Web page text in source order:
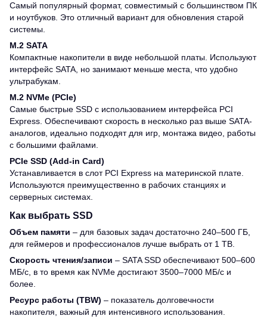
Самый популярный формат, совместимый с большинством ПК
и ноутбуков. Это отличный вариант для обновления старой
системы.
M.2 SATA
Компактные накопители в виде небольшой платы. Используют
интерфейс SATA, но занимают меньше места, что удобно
ультрабукам.
M.2 NVMe (PCIe)
Самые быстрые SSD с использованием интерфейса PCI
Express. Обеспечивают скорость в несколько раз выше SATA-
аналогов, идеально подходят для игр, монтажа видео, работы
с большими файлами.
PCIe SSD (Add-in Card)
Устанавливается в слот PCI Express на материнской плате.
Используются преимущественно в рабочих станциях и
серверных системах.
Как выбрать SSD
Объем памяти – для базовых задач достаточно 240–500 ГБ,
для геймеров и профессионалов лучше выбрать от 1 ТВ.
Скорость чтения/записи – SATA SSD обеспечивают 500–600
МБ/с, в то время как NVMe достигают 3500–7000 МБ/с и
более.
Ресурс работы (TBW) – показатель долговечности
накопителя, важный для интенсивного использования.